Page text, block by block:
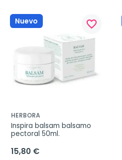
Nuevo favorite_border
HERBORA
Inspira balsam balsamo
pectoral 50ml.
15,80 €